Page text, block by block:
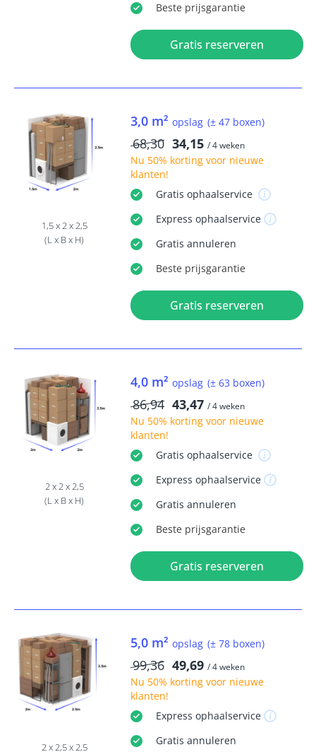
Beste prijsgarantie
Gratis reserveren
1,5 x 2 x 2,5
(L x B x H)
3,0 m² opslag (± 47 boxen)
68,30 34,15 / 4 weken
Nu 50% kortingvoor nieuwe
klanten!
Gratis ophaalservice
Express ophaalservice
Gratis annuleren
Beste prijsgarantie
Gratis reserveren
2 x 2 x 2,5
(L x B x H)
4,0 m² opslag (± 63 boxen)
86,94 43,47 / 4 weken
Nu 50% kortingvoor nieuwe
klanten!
Gratis ophaalservice
Express ophaalservice
Gratis annuleren
Beste prijsgarantie
Gratis reserveren
2 x 2,5 x 2,5
5,0 m² opslag (± 78 boxen)
99,36 49,69 / 4 weken
Nu 50% kortingvoor nieuwe
klanten!
Express ophaalservice
Gratis annuleren